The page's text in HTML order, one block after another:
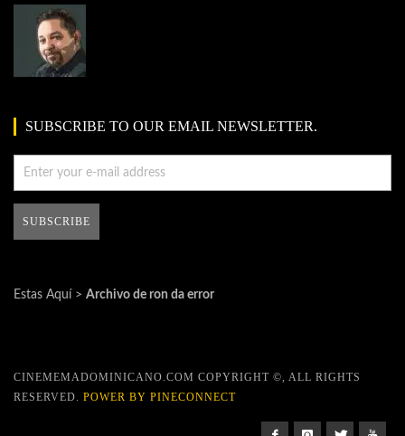
SUBSCRIBE TO OUR EMAIL NEWSLETTER.
Estas Aquí > Archivo de ron da error
CINEMEMADOMINICANO.COM COPYRIGHT ©, ALL RIGHTS
RESERVED. POWER BY PINECONNECT